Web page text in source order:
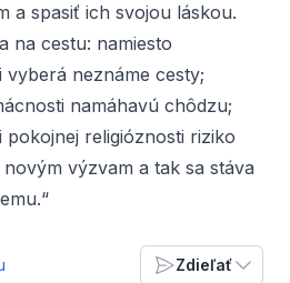
a spasiť ich svojou láskou.
na cestu: namiesto
neznáme cesty;
namáhavú chôdzu;
pokojnej religióznosti riziko
výzvam a tak sa stáva
Zdieľať